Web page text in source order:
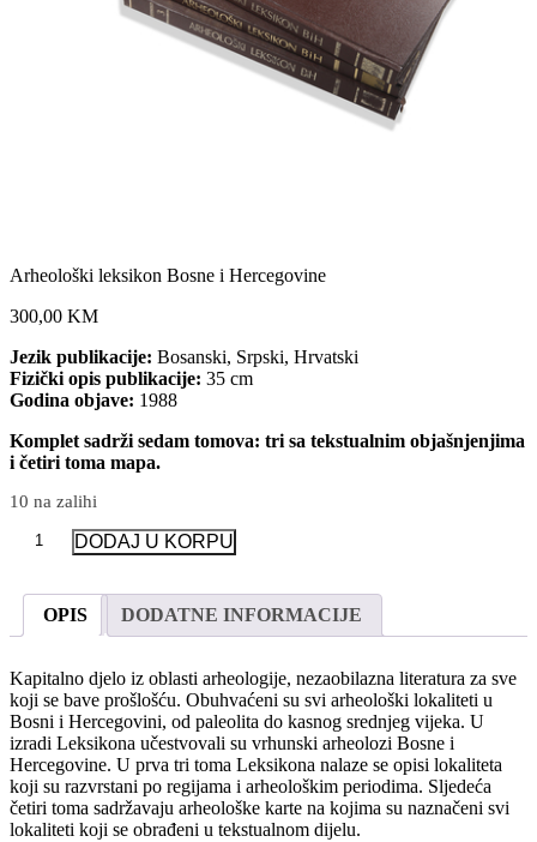
Arheološki leksikon Bosne i Hercegovine
300,00 KM
Jezik publikacije: Bosanski, Srpski, Hrvatski
Fizički opis publikacije: 35 cm
Godina objave: 1988
Komplet sadrži sedam tomova: tri sa tekstualnim objašnjenjima
i četiri toma mapa.
10 na zalihi
Arheološki
Hercegovine
DODAJ U KORPU
OPIS DODATNE INFORMACIJE
Kapitalno djelo iz oblasti arheologije, nezaobilazna literatura za sve
koji se bave prošlošću. Obuhvaćeni su svi arheološki lokaliteti u
Bosni i Hercegovini, od paleolita do kasnog srednjeg vijeka. U
izradi Leksikona učestvovali su vrhunski arheolozi Bosne i
Hercegovine. U prva tri toma Leksikona nalaze se opisi lokaliteta
koji su razvrstani po regijama i arheološkim periodima. Sljedeća
četiri toma sadržavaju arheološke karte na kojima su naznačeni svi
lokaliteti koji se obrađeni u tekstualnom dijelu.